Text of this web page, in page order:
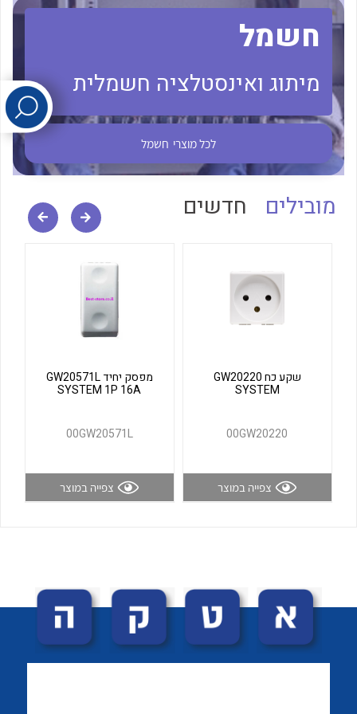
לכל מוצרי היצרן
לכל מוצרי היצרן לכל מוצרי היצרן
לכל מוצרי היצרן לכל מוצרי היצרן
חשמל
מיתוג ואינסטלציה חשמלית
לכל מוצרי חשמל
מובילים חדשים
שקע כח GW20220
SYSTEM
00GW20220
צפייה במוצר
מפסק יחיד GW20571L
SYSTEM 1P 16A
00GW20571L
צפייה במוצר